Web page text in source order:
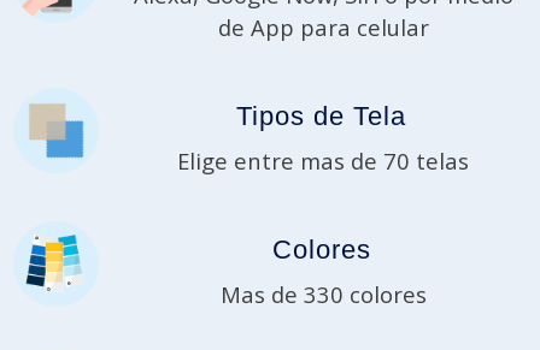
de App para celular
Tipos de Tela
Elige entre mas de 70 telas
Colores
Mas de 330 colores